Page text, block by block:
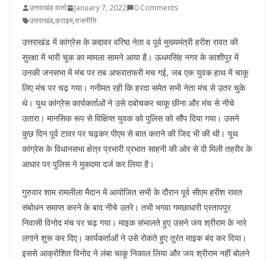
उत्तराखंड वार्ता January 7, 2022
0 Comments
उत्तराखंड,क्राइम,राजनीति
उत्तराखंड में कांग्रेस के कद्दावर वरिष्ठ नेता व पूर्व मुख्यमंत्री हरीश रावत की
सुरक्षा में भारी चूक का मामला सामने आया है। ऊधमसिंह नगर के काशीपुर में
उनकी जनसभा में मंच पर तब अफरातफरी मच गई, जब एक युवक हाथ में चाकू
लिए मंच पर चढ़ गया। गनीमत रही कि हरदा समेत सभी नेता मंच से उतर चुके
थे। यूथ कांग्रेस कार्यकर्ताओं ने उसे दबोचकर चाकू छीना और मंच से नीचे
उतारा। मानसिक रूप से विक्षिप्त युवक को पुलिस को सौंप दिया गया। उसने
कुछ दिन पूर्व टावर पर चढ़कर पीएम से बात कराने की जिद भी की थी। यूथ
कांग्रेस के विधानसभा क्षेत्र प्रभारी प्रभात साहनी की ओर से दी मिली तहरीर के
आधार पर पुलिस ने मुकदमा दर्ज कर लिया है।
गुरुवार शाम रामलीला मैदान में आयोजित सभी के दौरान पूर्व सीएम हरीश रावत
संबोधन समाप्त करने के बाद नीचे उतरे। तभी भगवा गमछाधारी प्रतापपुर
निवासी विनोद मंच पर चढ़ गया। माइक संभालते हुए उसने जय श्रीराम के नारे
लगाने शुरू कर दिए। कार्यकर्ताओं ने उसे रोकते हुए तुरंत माइक बंद कर दिया।
इससे आक्रोशित विनोद ने लंबा चाकू निकाल लिया और जय श्रीराम नहीं बोलने